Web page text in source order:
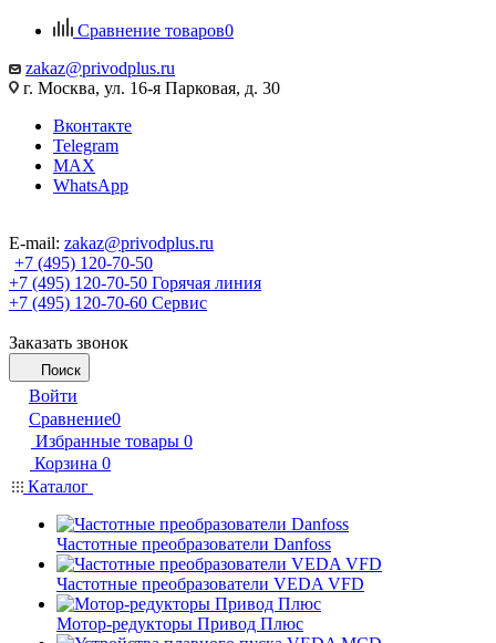
Сравнение товаров0
zakaz@privodplus.ru
г. Москва, ул. 16-я Парковая, д. 30
Вконтакте
Telegram
MAX
WhatsApp
E-mail: zakaz@privodplus.ru
+7 (495) 120-70-50
+7 (495) 120-70-50 Горячая линия
+7 (495) 120-70-60 Сервис
Заказать звонок
Поиск
Войти
Сравнение0
Избранные товары 0
Корзина 0
Каталог
Частотные преобразователи Danfoss
Частотные преобразователи VEDA VFD
Мотор-редукторы Привод Плюс